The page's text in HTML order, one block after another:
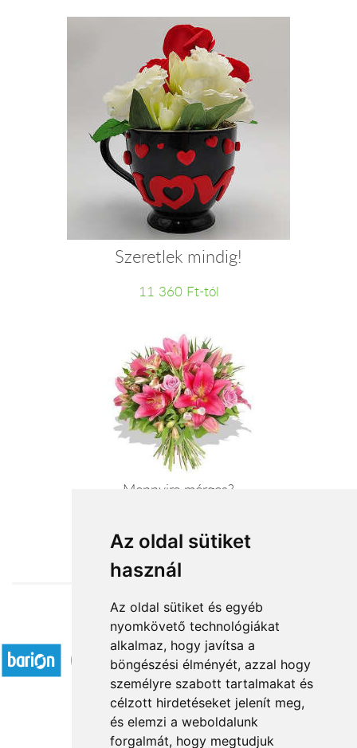
Az oldal sütiket
használ
Az oldal sütiket és egyéb
nyomkövető technológiákat
alkalmaz, hogy javítsa a
böngészési élményét, azzal hogy
személyre szabott tartalmakat és
célzott hirdetéseket jelenít meg,
és elemzi a weboldalunk
forgalmát, hogy megtudjuk
Szeretlek mindig!
11 360 Ft-tól
Mennyire mérges?
Elfogadott fizetési módok